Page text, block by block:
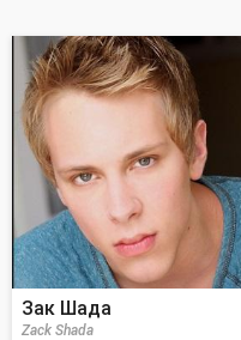
Зак Шада
Zack Shada